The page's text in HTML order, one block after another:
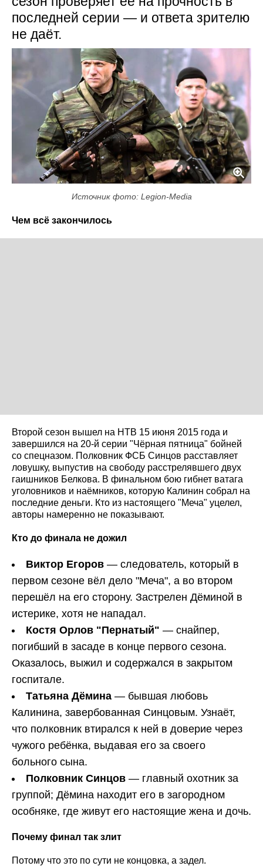
последней серии — и ответа зрителю
не даёт.
Источник фото: Legion-Media
Чем всё закончилось
Второй сезон вышел на НТВ 15 июня 2015 года и
завершился на 20-й серии "Чёрная пятница" бойней
со спецназом. Полковник ФСБ Синцов расставляет
ловушку, выпустив на свободу расстрелявшего двух
гаишников Белкова. В финальном бою гибнет ватага
уголовников и наёмников, которую Калинин собрал на
последние деньги. Кто из настоящего "Меча" уцелел,
авторы намеренно не показывают.
Кто до финала не дожил
Виктор Егоров — следователь, который в
первом сезоне вёл дело "Меча", а во втором
перешёл на его сторону. Застрелен Дёминой в
истерике, хотя не нападал.
Костя Орлов "Пернатый" — снайпер,
погибший в засаде в конце первого сезона.
Оказалось, выжил и содержался в закрытом
госпитале.
Татьяна Дёмина — бывшая любовь
Калинина, завербованная Синцовым. Узнаёт,
что полковник втирался к ней в доверие через
чужого ребёнка, выдавая его за своего
больного сына.
Полковник Синцов — главный охотник за
группой; Дёмина находит его в загородном
особняке, где живут его настоящие жена и дочь.
Почему финал так злит
Потому что это по сути не концовка, а задел.